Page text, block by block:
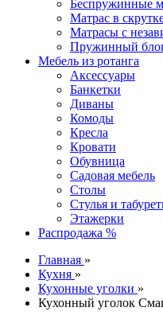
Беспружинные
Матрас в
Матрасы с
Пружинный
Мебель из ротанга
Аксессуары
Банкетки
Диваны
Комоды
Кресла
Кровати
Обувница
Садовая мебель
Столы
Стулья и
Этажерки
Распродажа %
Главная »
Кухня »
Кухонные уголки »
Кухонный уголок